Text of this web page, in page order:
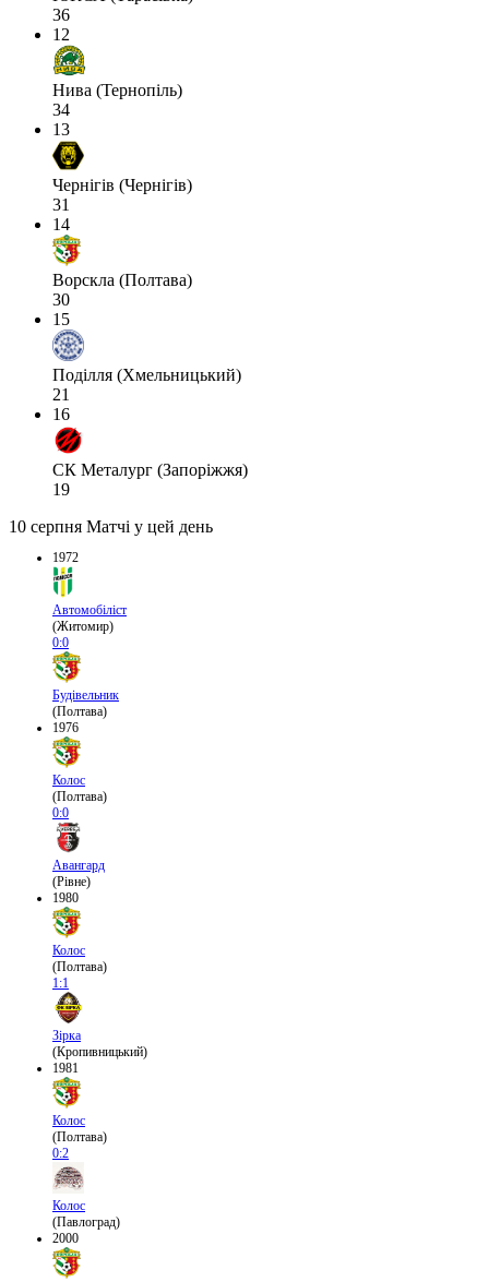
36
12
Нива (Тернопіль)
34
13
Чернігів (Чернігів)
31
14
Ворскла (Полтава)
30
15
Поділля (Хмельницький)
21
16
СК Металург (Запоріжжя)
19
10 серпня Матчі у цей день
1972
Автомобіліст
(Житомир)
0:0
Будівельник
(Полтава)
1976
Колос
(Полтава)
0:0
Авангард
(Рівне)
1980
Колос
(Полтава)
1:1
Зірка
(Кропивницький)
1981
Колос
(Полтава)
0:2
Колос
(Павлоград)
2000